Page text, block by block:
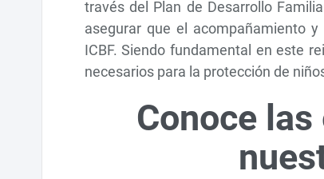
través del Plan de Desarrollo
asegurar que el acompañamiento
ICBF. Siendo fundamental en este
necesarios para la protección de
Conoce